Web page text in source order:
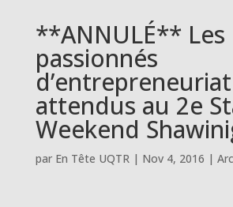
**ANNULÉ** Les
passionnés
attendus au 2e
Weekend
par En Tête UQTR| Nov 4, 2016 |